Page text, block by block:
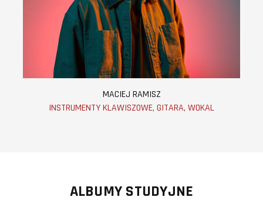
MACIEJ RAMISZ
INSTRUMENTY KLAWISZOWE, GITARA, WOKAL
ALBUMY STUDYJNE